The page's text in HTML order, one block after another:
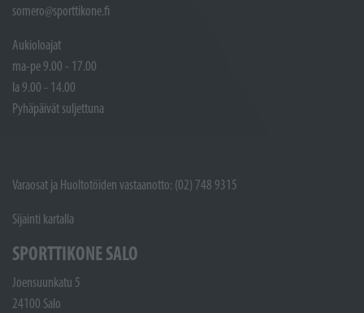
somero@sporttikone.fi
Aukioloajat
ma-pe 9.00 - 17.00
la 9.00 - 14.00
Pyhäpäivät suljettuna
Varaosat ja Huoltotöiden vastaanotto: (02) 748 9315
Sijainti kartalla
SPORTTIKONE SALO
Joensuunkatu 5
24100 Salo